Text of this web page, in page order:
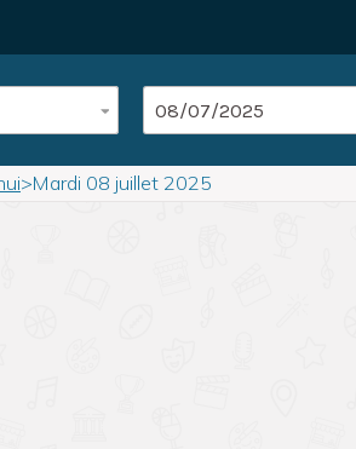
>Mardi 08 juillet 2025